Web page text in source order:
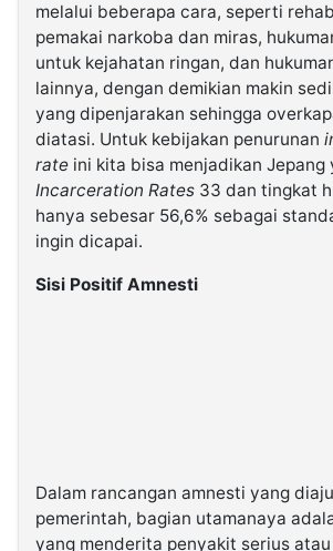
melalui beberapa cara, seperti
pemakai narkoba dan miras,
untuk kejahatan ringan, dan
lainnya, dengan demikian makin
yang dipenjarakan sehingga
diatasi. Untuk kebijakan penurunan
rate ini kita bisa menjadikan Jepang
Incarceration Rates 33 dan tingkat
hanya sebesar 56,6% sebagai
ingin dicapai.
Sisi Positif Amnesti
Dalam rancangan amnesti yang
pemerintah, bagian utamanaya
yang menderita penyakit serius